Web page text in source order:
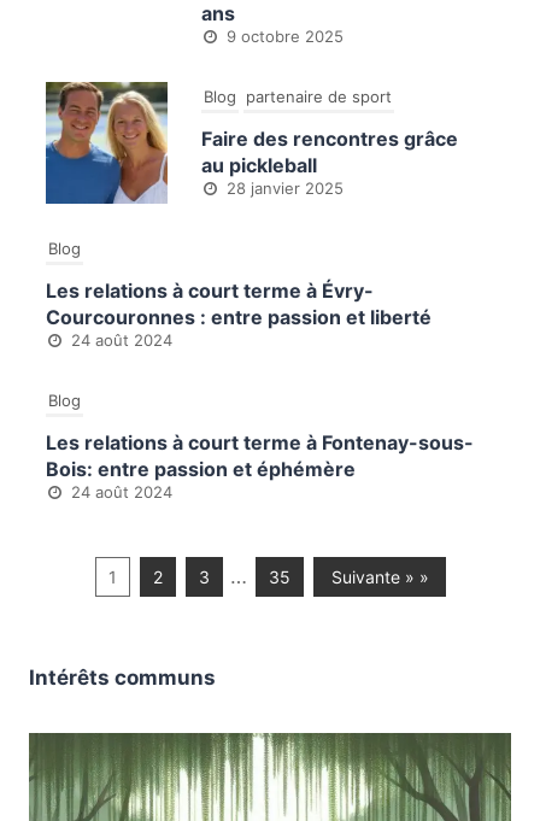
ans
9 octobre 2025
Blog partenaire de sport
Faire des rencontres grâce
au pickleball
28 janvier 2025
Blog
Les relations à court terme à Évry-
Courcouronnes : entre passion et liberté
24 août 2024
Blog
Les relations à court terme à Fontenay-sous-
Bois: entre passion et éphémère
24 août 2024
1 2 3 … 35 Suivante » »
Intérêts communs